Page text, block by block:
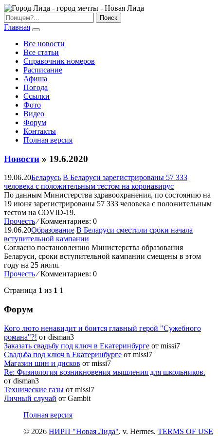
Главная
Все новости
Все статьи
Справочник номеров
Расписание
Афиша
Погода
Ссылки
Фото
Видео
Форум
Контакты
Полная версия
Новости » 19.6.2020
19.06.20Беларусь В Беларуси зарегистрированы 57 333
человека с положительным тестом на коронавирус
По данным Министерства здравоохранения, по состоянию на
19 июня зарегистрированы 57 333 человека с положительным
тестом на COVID-19.
Прочесть ⁄Комментариев: 0
19.06.20Образование В Беларуси сместили сроки начала
вступительной кампании
Согласно постановлению Министерства образования
Беларуси, сроки вступительной кампании смещены в этом
году на 25 июля.
Прочесть ⁄Комментариев: 0
Страница 1 из 1 1
Форум
Кого люто ненавидит и боится главный герой "Сужебного
романа"?! от disman3
Заказать свадьбу под ключ в Екатеринбурге от missi7
Cвадьба под ключ в Екатеринбурге от missi7
Магазин шин и дисков от missi7
Re: Физиология возникновения мышления для школьников.
от disman3
Технические газы от missi7
Личный случай от Gambit
Полная версия
© 2026 НИРП "Новая Лида". v. Hermes. TERMS OF USE